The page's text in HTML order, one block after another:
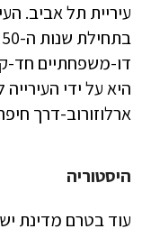
עיריית תל אביב.
דו-משפחתיים חד-
ארלוזורוב-דרך
היסטוריה
עוד בטרם מדינת